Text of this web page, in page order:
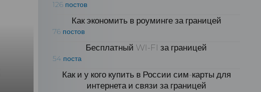
126 постов
Как экономить в роуминге за границей
76 постов
Бесплатный WI-FI за границей
54 поста
Как и у кого купить в России сим-карты для
интернета и связи за границей